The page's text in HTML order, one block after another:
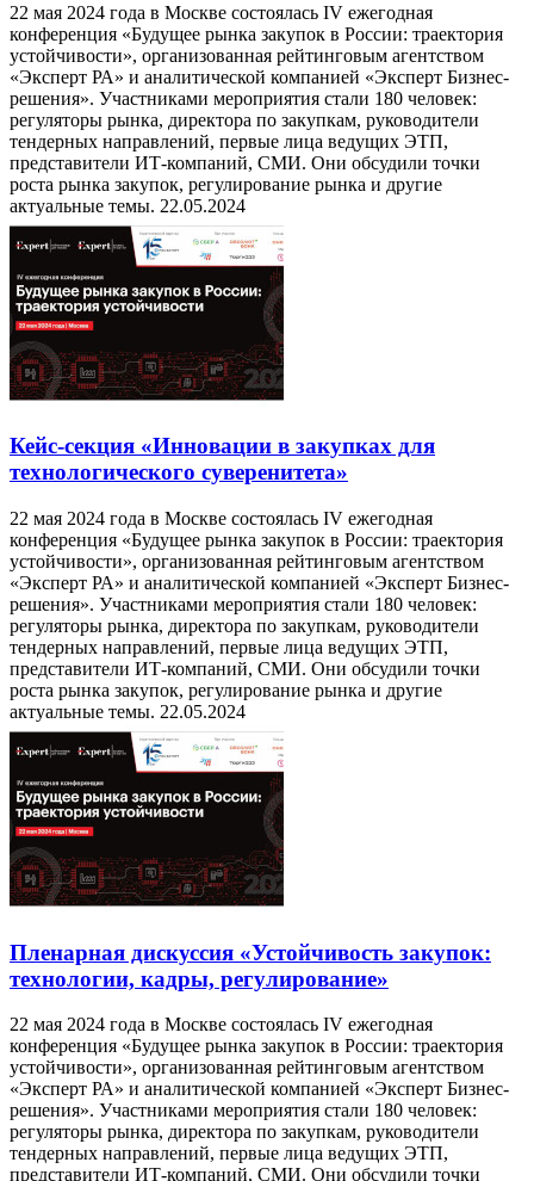
22 мая 2024 года в Москве состоялась IV ежегодная
конференция «Будущее рынка закупок в России: траектория
устойчивости», организованная рейтинговым агентством
«Эксперт РА» и аналитической компанией «Эксперт Бизнес-
решения». Участниками мероприятия стали 180 человек:
регуляторы рынка, директора по закупкам, руководители
тендерных направлений, первые лица ведущих ЭТП,
представители ИТ-компаний, СМИ. Они обсудили точки
роста рынка закупок, регулирование рынка и другие
актуальные темы. 22.05.2024
Кейс-секция «Инновации в закупках для
технологического суверенитета»
22 мая 2024 года в Москве состоялась IV ежегодная
конференция «Будущее рынка закупок в России: траектория
устойчивости», организованная рейтинговым агентством
«Эксперт РА» и аналитической компанией «Эксперт Бизнес-
решения». Участниками мероприятия стали 180 человек:
регуляторы рынка, директора по закупкам, руководители
тендерных направлений, первые лица ведущих ЭТП,
представители ИТ-компаний, СМИ. Они обсудили точки
роста рынка закупок, регулирование рынка и другие
актуальные темы. 22.05.2024
Пленарная дискуссия «Устойчивость закупок:
технологии, кадры, регулирование»
22 мая 2024 года в Москве состоялась IV ежегодная
конференция «Будущее рынка закупок в России: траектория
устойчивости», организованная рейтинговым агентством
«Эксперт РА» и аналитической компанией «Эксперт Бизнес-
решения». Участниками мероприятия стали 180 человек:
регуляторы рынка, директора по закупкам, руководители
тендерных направлений, первые лица ведущих ЭТП,
представители ИТ-компаний, СМИ. Они обсудили точки